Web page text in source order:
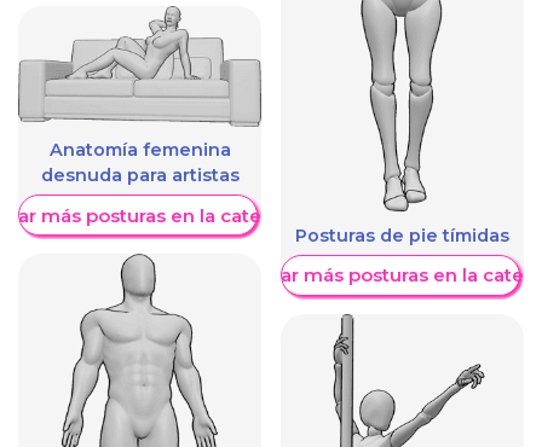
Anatomía femenina
desnuda para artistas
más posturas en la categoría
Posturas de pie tímidas
Mostrar más posturas en la